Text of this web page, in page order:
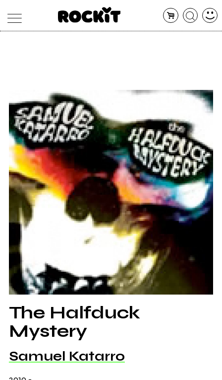
ARTISTI
CONCERTI
SHOP
RADIO
The Halfduck
Mystery
Samuel Katarro